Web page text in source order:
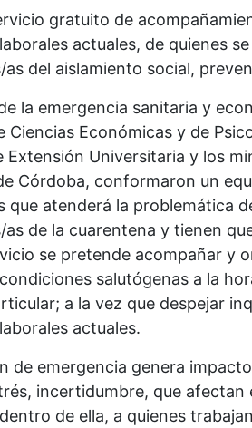
gratuito de
actuales, de quienes
as del aislamiento social,
la emergencia sanitaria y
Ciencias Económicas y de
Extensión Universitaria y los
Córdoba, conformaron un
que atenderá la problemática
de la cuarentena y tienen
se pretende acompañar y
salutógenas a la
a la vez que despejar
actuales.
de emergencia genera
incertidumbre, que
de ella, a quienes